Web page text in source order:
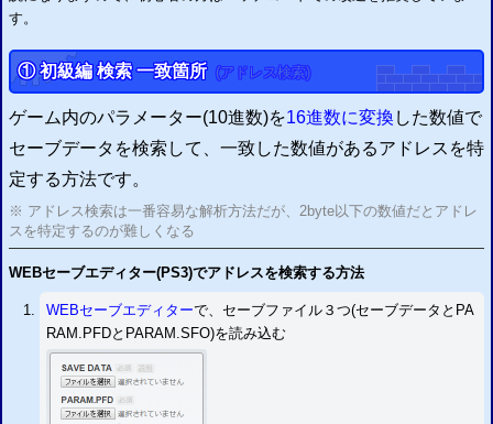
更新 「第3次スーパーロボット大戦Z 天獄篇」
追加バイオハザード4 HD 改造方法 チェックサム修正方法
ファイナルファンタジーX HD 改造方法 チェックサム修正方法
戦国無双4 改造方法
追加ドラゴンズドグマ／ドラゴンズドグマ：ダークアリズン 改造方法
圧縮の解凍方法
2016/01/28
新作「ドラクエビルダーズ」のセーブデータは「PRMDAT.BIN」を改造して下さ
新作「バイオハザード0 HD
」と「龍が如く 極」に対応
2016/01/21
2016/01/21
バイオハザード HDリマスター 改造方法
2016/01/09
す。
① 初級編 検索 一致箇所 (アドレス検索)
ゲーム内のパラメーター(10進数)を16進数に変換 した数値で
セーブデータを検索して、一致した数値があるアドレスを特
定する方法です。
※ アドレス検索は一番容易な解析方法だが、2byte以下の数値だとアドレ
スを特定するのが難しくなる
WEBセーブエディター(PS3)でアドレスを検索する方法
WEBセーブエディターで、セーブファイル３つ(セーブデータとPA
RAM.PFDとPARAM.SFO)を読み込む